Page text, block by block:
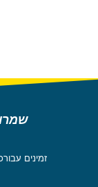
זמינים עבורכם 24/7 בכל אחד מערוצי